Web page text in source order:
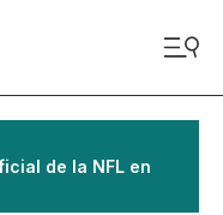
de la NFL en